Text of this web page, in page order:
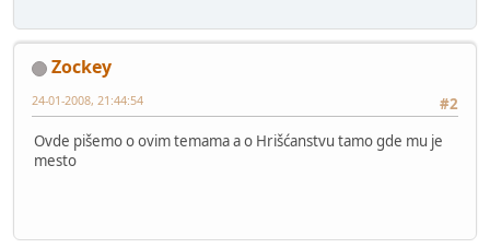
Zockey
#2
24-01-2008, 21:44:54
Ovde pišemo o ovim temama a o Hrišćanstvu tamo gde mu je
mesto